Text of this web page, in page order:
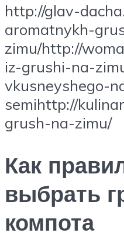
http://glav-
aromatnykh-
zimu/http://
iz-grushi-na-
vkusneyshego-
semihttp://
grush-na-zimu/
Как
выбрать
компота